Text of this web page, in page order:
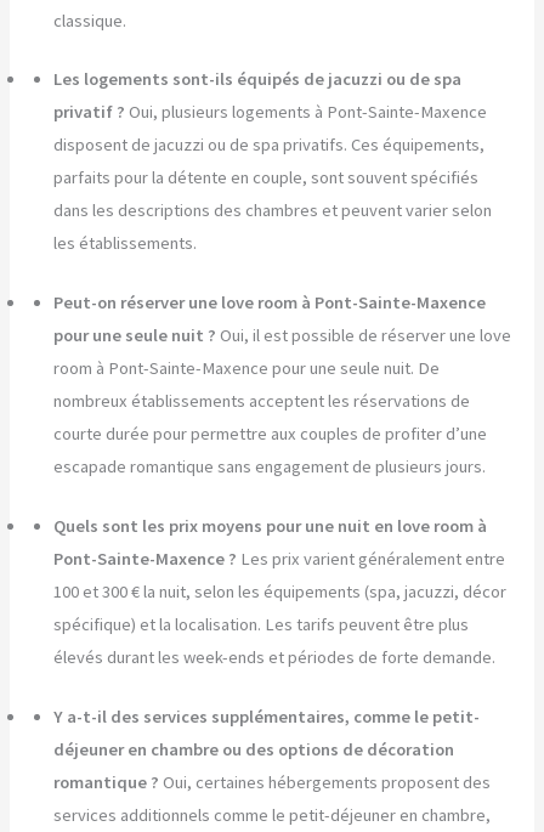
classique.
Les logements sont-ils équipés de jacuzzi ou de spa
privatif ? Oui, plusieurs logements à Pont-Sainte-Maxence
disposent de jacuzzi ou de spa privatifs. Ces équipements,
parfaits pour la détente en couple, sont souvent spécifiés
dans les descriptions des chambres et peuvent varier selon
les établissements.
Peut-on réserver une love room à Pont-Sainte-Maxence
pour une seule nuit ? Oui, il est possible de réserver une love
room à Pont-Sainte-Maxence pour une seule nuit. De
nombreux établissements acceptent les réservations de
courte durée pour permettre aux couples de profiter d’une
escapade romantique sans engagement de plusieurs jours.
Quels sont les prix moyens pour une nuit en love room à
Pont-Sainte-Maxence ? Les prix varient généralement entre
100 et 300 € la nuit, selon les équipements (spa, jacuzzi, décor
spécifique) et la localisation. Les tarifs peuvent être plus
élevés durant les week-ends et périodes de forte demande.
Y a-t-il des services supplémentaires, comme le petit-
déjeuner en chambre ou des options de décoration
romantique ? Oui, certaines hébergements proposent des
services additionnels comme le petit-déjeuner en chambre,